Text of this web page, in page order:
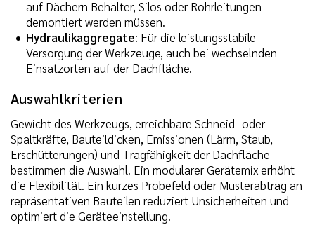
auf Dächern Behälter, Silos oder Rohrleitungen
demontiert werden müssen.
Hydraulikaggregate: Für die leistungsstabile
Versorgung der Werkzeuge, auch bei wechselnden
Einsatzorten auf der Dachfläche.
Auswahlkriterien
Gewicht des Werkzeugs, erreichbare Schneid- oder
Spaltkräfte, Bauteildicken, Emissionen (Lärm, Staub,
Erschütterungen) und Tragfähigkeit der Dachfläche
bestimmen die Auswahl. Ein modularer Gerätemix erhöht
die Flexibilität. Ein kurzes Probefeld oder Musterabtrag an
repräsentativen Bauteilen reduziert Unsicherheiten und
optimiert die Geräteeinstellung.